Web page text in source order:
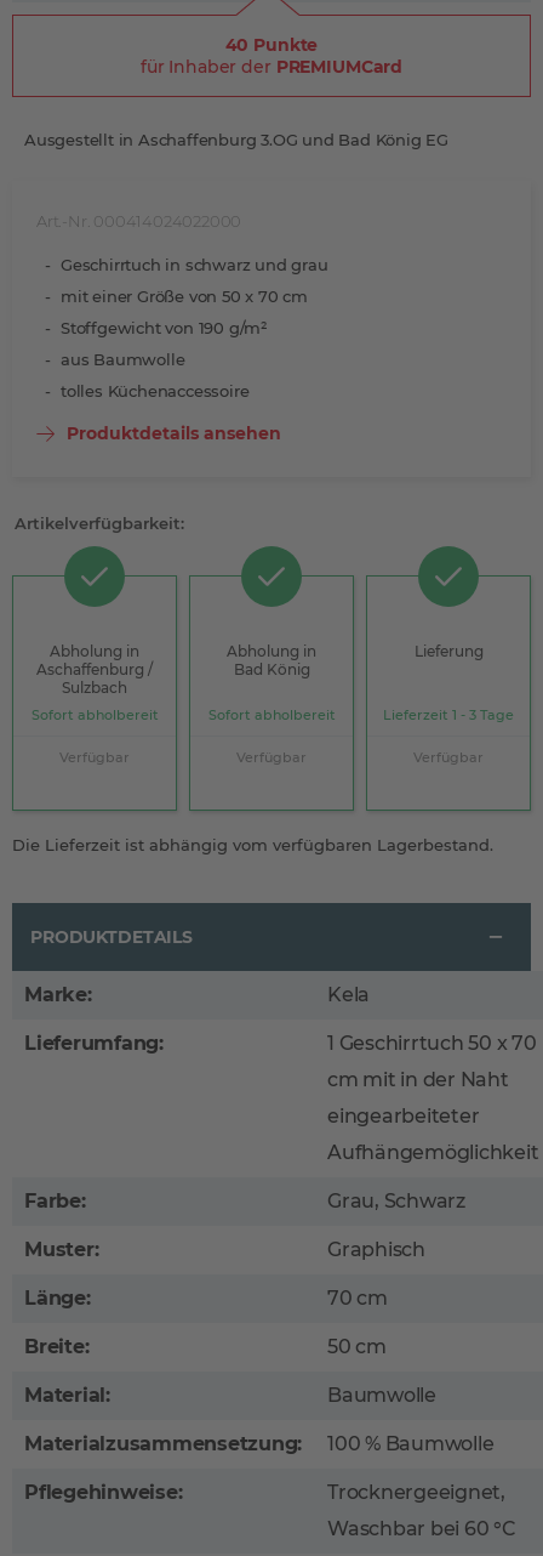
Art.-Nr. 000414024022000
Geschirrtuch in schwarz und grau
mit einer Größe von 50 x 70 cm
Stoffgewicht von 190 g/m²
aus Baumwolle
tolles Küchenaccessoire
Produktdetails ansehen
Artikelverfügbarkeit:
Abholung in
Aschaffenburg /
Sulzbach
Sofort abholbereit
Verfügbar
Abholung in
Bad König
Sofort abholbereit
Verfügbar
Lieferung
Lieferzeit 1 - 3 Tage
Verfügbar
Die Lieferzeit ist abhängig vom verfügbaren Lagerbestand.
40 Punkte
für Inhaber der PREMIUMCard
Ausgestellt in Aschaffenburg 3.OG und Bad König EG
PRODUKTDETAILS
Marke: Kela
Lieferumfang:
1 Geschirrtuch 50 x 70
cm mit in der Naht
eingearbeiteter
Aufhängemöglichkeit
Farbe: Grau, Schwarz
Muster: Graphisch
Länge: 70 cm
Breite: 50 cm
Material: Baumwolle
Materialzusammensetzung: 100 % Baumwolle
Pflegehinweise:
Trocknergeeignet,
Waschbar bei 60 °C